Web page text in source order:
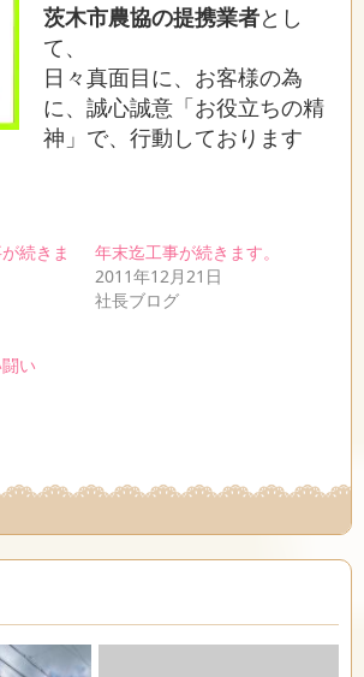
茨木市農協の提携業者とし
て、
日々真面目に、お客様の為
に、誠心誠意「お役立ちの精
神」で、行動しております
続きま
年末迄工事が続きます。
2011年12月21日
社長ブログ
い